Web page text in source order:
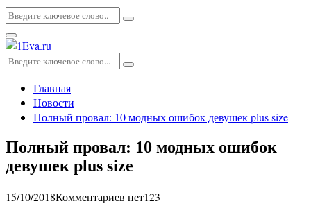
Искать:
Поиск
Основное
меню
Искать:
Поиск
Главная
Новости
Полный провал: 10 модных ошибок девушек plus size
Полный провал: 10 модных ошибок
девушек plus size
15/10/2018Комментариев нет123